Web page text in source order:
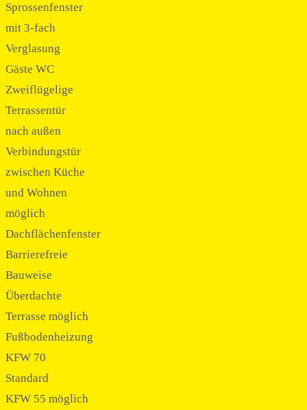
Sprossenfenster
mit 3-fach
Verglasung
Gäste WC
Zweiflügelige
Terrassentür
nach außen
Verbindungstür
zwischen Küche
und Wohnen
möglich
Dachflächenfenster
Barrierefreie
Bauweise
Überdachte
Terrasse möglich
Fußbodenheizung
KFW 70
Standard
KFW 55 möglich